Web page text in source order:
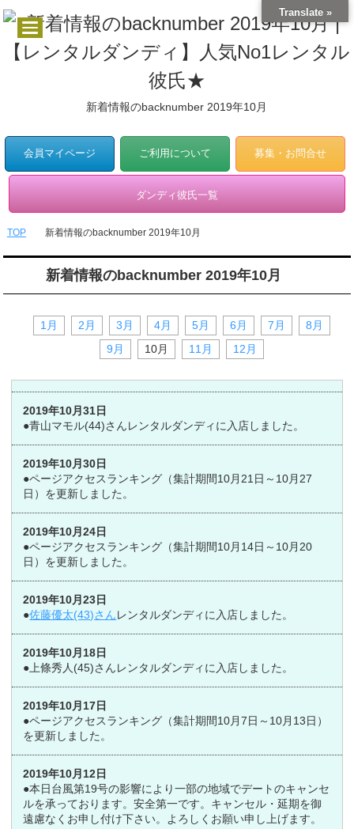
新着情報のbacknumber 2019年10月
会員マイページ ご利用について 募集・お問合せ
ダンディ彼氏一覧
TOP 新着情報のbacknumber 2019年10月
新着情報のbacknumber 2019年10月
1月 2月 3月 4月 5月 6月 7月
8月
9月
10月 11月 12月
2019年10月31日
●青山マモル(44)さんレンタルダンディに入店しました。
2019年10月30日
●ページアクセスランキング（集計期間10月21日～10月27
日）を更新しました。
2019年10月24日
●ページアクセスランキング（集計期間10月14日～10月20
日）を更新しました。
2019年10月23日
●佐藤優太(43)さんレンタルダンディに入店しました。
2019年10月18日
●上條秀人(45)さんレンタルダンディに入店しました。
2019年10月17日
●ページアクセスランキング（集計期間10月7日～10月13日）
を更新しました。
2019年10月12日
●本日台風第19号の影響により一部の地域でデートのキャンセ
ルを承っております。安全第一です。キャンセル・延期を御
遠慮なくお申し付け下さい。よろしくお願い申し上げます。
Translate »